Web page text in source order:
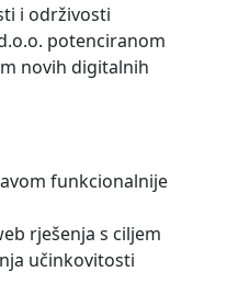
i održivosti
potenciranom
novih digitalnih
funkcionalnije
rješenja s ciljem
učinkovitosti